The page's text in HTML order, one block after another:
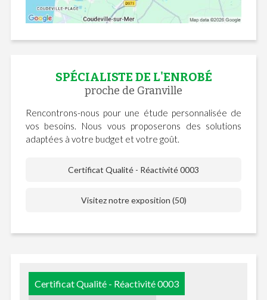
SPÉCIALISTE DE L'ENROBÉ
proche de Granville
Rencontrons-nous pour une étude personnalisée de
vos besoins. Nous vous proposerons des solutions
adaptées à votre budget et votre goût.
Certificat Qualité - Réactivité 0003
Visitez notre exposition (50)
Certificat Qualité - Réactivité 0003